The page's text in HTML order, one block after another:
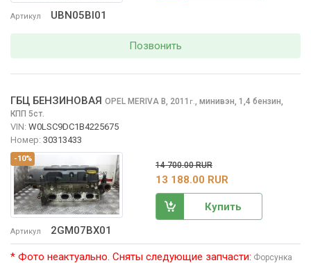
Артикул UBN05BI01
Позвонить
-10%
Артикул 2GM07BX01
ГБЦ БЕНЗИНОВАЯ OPEL MERIVA B, 2011 г., минивэн, 1,4 бензин,
КПП 5ст.
VIN: W0LSC9DC1B4225675
Номер: 30313433
14 700.00 RUR
13 188.00 RUR
Купить
* Фото неактуально. Сняты следующие запчасти: Форсунка